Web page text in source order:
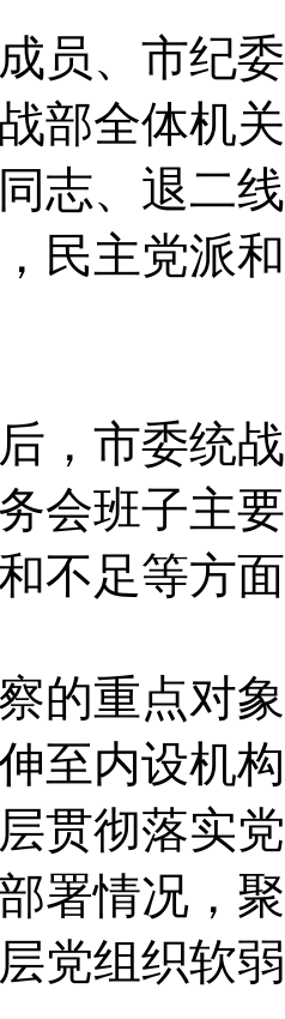
、市纪委
部全体机
志、退二
民主党派
市委统战
会班子主
不足等方
重点对象
至内设机
贯彻落实
署情况，
党组织软